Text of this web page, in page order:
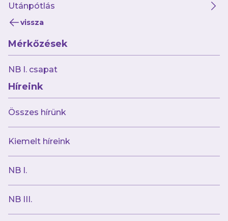
Utánpótlás
vissza
Mérkőzések
NB I. csapat
Híreink
Összes hírünk
Kiemelt híreink
NB I.
NB III.
Az Újpest FC mindent köszön a játékosnak és
neki!